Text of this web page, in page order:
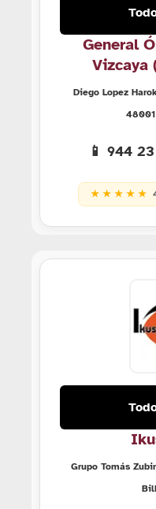
General
Vizcaya
Diego Lopez
📱 944
★ ★ ★ ★ ★
Grupo Tomás